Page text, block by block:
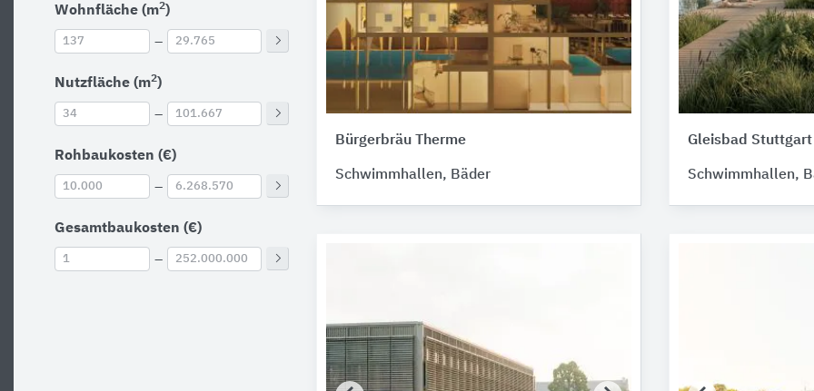
Wohnfläche (m2)
–
Nutzfläche (m2)
–
Rohbaukosten (€)
–
Gesamtbaukosten (€)
–
Bürgerbräu Therme
Schwimmhallen, Bäder
Gleisbad Stuttgart
Schwimmhallen,